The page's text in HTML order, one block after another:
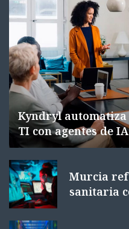
Kyndryl
TI con agentes de IA
Murcia
sanitaria